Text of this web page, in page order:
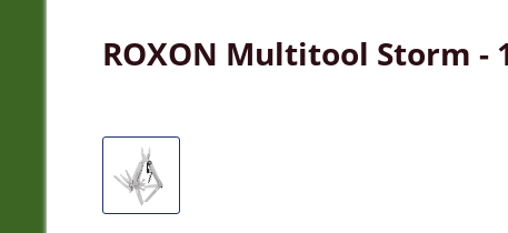
ROXON Multitool Storm -